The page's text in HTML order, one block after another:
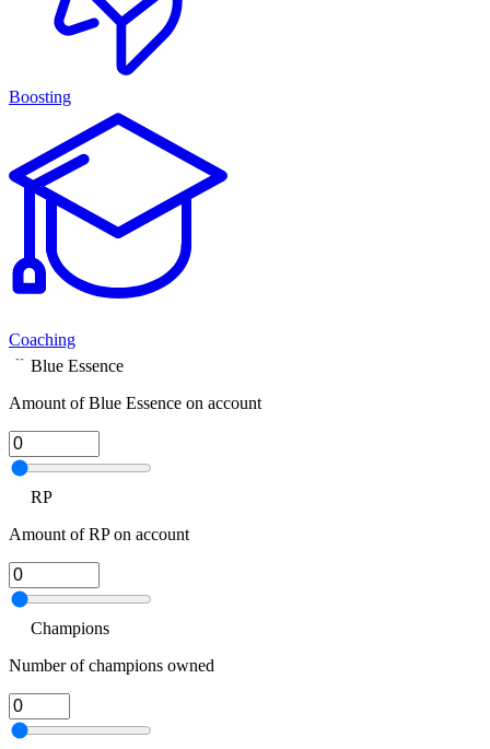
Boosting
Coaching
Blue Essence
Amount of Blue Essence on account
RP
Amount of RP on account
Champions
Number of champions owned